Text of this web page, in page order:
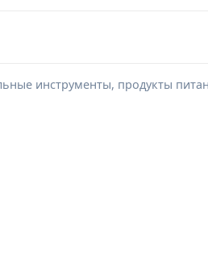
инструменты, продукты